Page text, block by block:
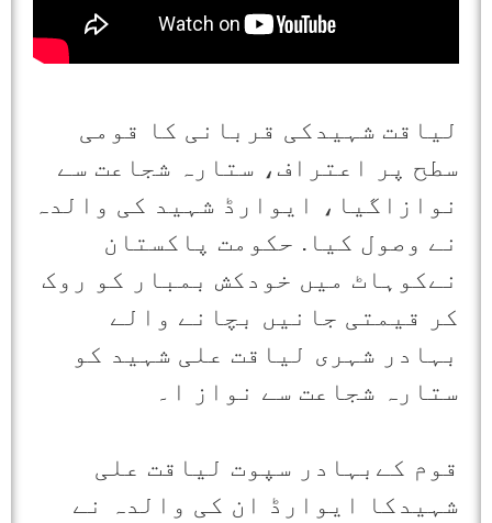
لیاقت شہیدکی قربانی کا قومی
سطح پر اعتراف، ستارہ شجاعت سے
نوازاگیا، ایوارڈ شہید کی والدہ
نے وصول کیا. حکومت پاکستان
نےکوہاٹ میں خودکش بمبار کو روک
کر قیمتی جانیں بچانے والے
بہادر شہری لیاقت علی شہید کو
ستارہ شجاعت سے نواز ا۔
قوم کےبہادر سپوت لیاقت علی
شہیدکا ایوارڈ ان کی والدہ نے